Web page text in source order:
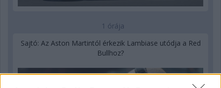
1 órája
Sajtó: Az Aston Martintól érkezik Lambiase utódja a Red
Bullhoz?